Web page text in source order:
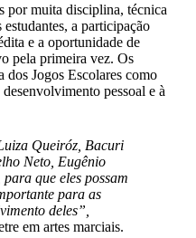
por muita disciplina, técnica
a participação
e a oportunidade de
pela primeira vez. Os
dos Jogos Escolares como
pessoal e à
Queiróz, Bacuri
Neto, Eugênio
que eles possam
para as
deles”,
em artes marciais.